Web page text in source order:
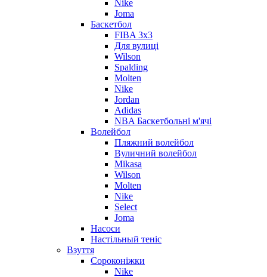
Nike
Joma
Баскетбол
FIBA 3x3
Для вулиці
Wilson
Spalding
Molten
Nike
Jordan
Adidas
NBA Баскетбольні м'ячі
Волейбол
Пляжний волейбол
Вуличний волейбол
Mikasa
Wilson
Molten
Nike
Select
Joma
Насоси
Настільный теніс
Взуття
Сороконіжки
Nike